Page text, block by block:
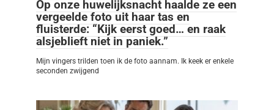
Op onze huwelijksnacht haalde ze een
vergeelde foto uit haar tas en
fluisterde: “Kijk eerst goed… en raak
alsjeblieft niet in paniek.”
Mijn vingers trilden toen ik de foto aannam. Ik keek er enkele
seconden zwijgend